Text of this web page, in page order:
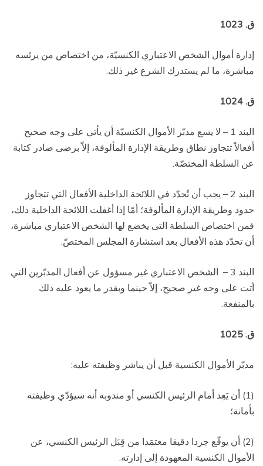
ق. 1023
إدارة أموال الشخص الاعتباري الكنسيّة، من اختصاص من يرئسه
مباشرة، ما لم يستدرك الشرع غير ذلك.
ق. 1024
البند 1 – لا يسع مدبّر الأموال الكنسيّة أن يأتي على وجه صحيح
أفعالاً تتجاوز نطاق وطريقة الإدارة المألوفة، إلاّ برضى صادر كتابة
عن السلطة المختصّة.
البند 2 – يجب أن تُحدّد في اللائحة الداخلية الأفعال التي تتجاوز
حدود وطريقة الإدارة المألوفة؛ أمّا إذا أغفلت اللائحة الداخلية ذلك،
فمن اختصاص السلطة التى يخضع لها الشخص الاعتباري مباشرة،
أن تحدّد هذه الأفعال بعد استشارة المجلس المختصّ.
البند 3 –
الشخص الاعتباري غير مسؤول عن أفعال المدبّرين التي
أتت على وجه غير صحيح، إلاّ حينما وبقدر ما يعود عليه ذلك
بالمنفعة.
ق. 1025
مدبّر الأموال الكنسية قبل أن يباشر وظيفته عليه:
(1) أن يَعِد أمام الرئيس الكنسي أو مندوبه أنه سيؤدّي وظيفته
بأمانة؛
(2) أن يوقّع جردا دقيقا معتمَدا من قِبَل الرئيس الكنسي، عن
الأموال الكنسية المعهودة إلى إدارته.